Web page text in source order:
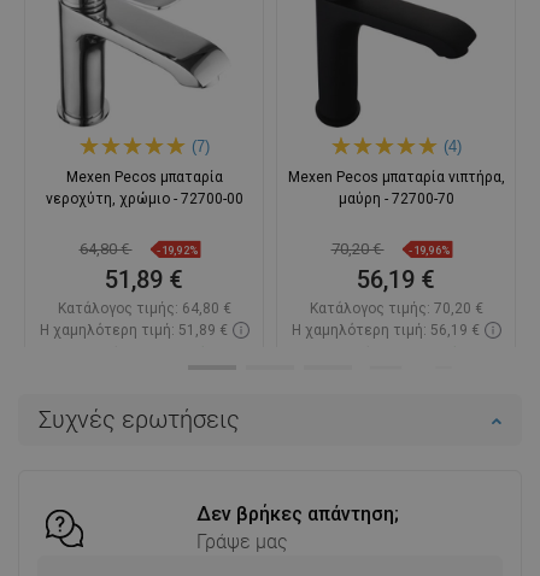
Συχνές ερωτήσεις
Δεν βρήκες απάντηση;
Γράψε μας
(7)
Mexen Pecos μπαταρία
νεροχύτη, χρώμιο - 72700-00
64,80 € -19,92%
51,89 €
Κατάλογος τιμής: 64,80 €
Η χαμηλότερη τιμή: 51,89 €
(4)
Mexen Pecos μπαταρία νιπτήρα,
μαύρη - 72700-70
70,20 € -19,96%
56,19 €
Κατάλογος τιμής: 70,20 €
Η χαμηλότερη τιμή: 56,19 €